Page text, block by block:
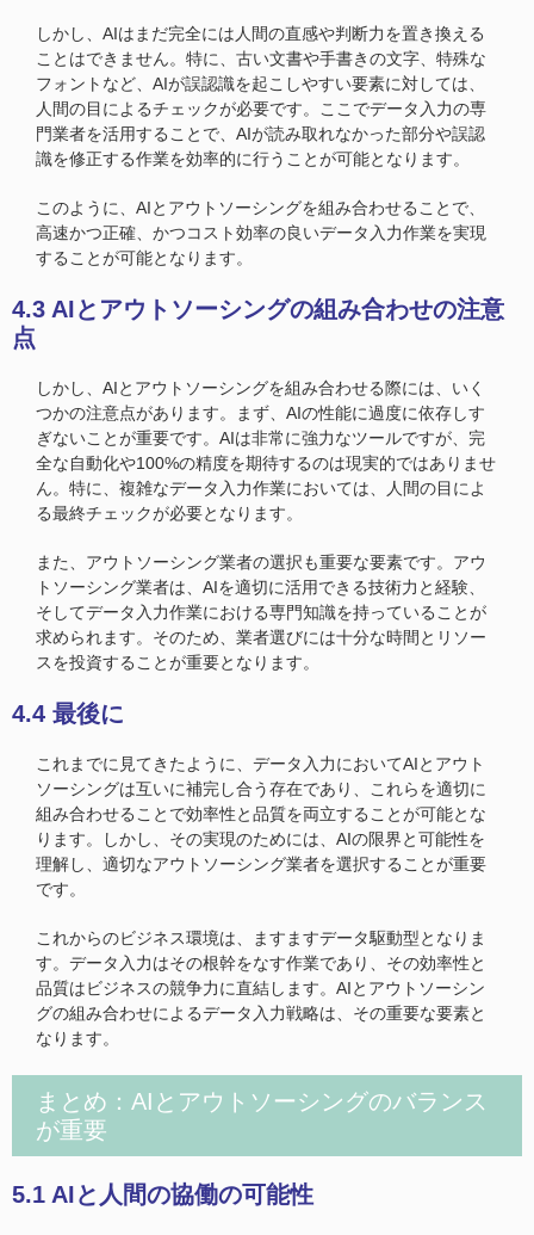
しかし、AIはまだ完全には人間の直感や判断力を置き換える
ことはできません。特に、古い文書や手書きの文字、特殊な
フォントなど、AIが誤認識を起こしやすい要素に対しては、
人間の目によるチェックが必要です。ここでデータ入力の専
門業者を活用することで、AIが読み取れなかった部分や誤認
識を修正する作業を効率的に行うことが可能となります。
このように、AIとアウトソーシングを組み合わせることで、
高速かつ正確、かつコスト効率の良いデータ入力作業を実現
することが可能となります。
4.3 AIとアウトソーシングの組み合わせの注意
点
しかし、AIとアウトソーシングを組み合わせる際には、いく
つかの注意点があります。まず、AIの性能に過度に依存しす
ぎないことが重要です。AIは非常に強力なツールですが、完
全な自動化や100%の精度を期待するのは現実的ではありませ
ん。特に、複雑なデータ入力作業においては、人間の目によ
る最終チェックが必要となります。
また、アウトソーシング業者の選択も重要な要素です。アウ
トソーシング業者は、AIを適切に活用できる技術力と経験、
そしてデータ入力作業における専門知識を持っていることが
求められます。そのため、業者選びには十分な時間とリソー
スを投資することが重要となります。
4.4 最後に
これまでに見てきたように、データ入力においてAIとアウト
ソーシングは互いに補完し合う存在であり、これらを適切に
組み合わせることで効率性と品質を両立することが可能とな
ります。しかし、その実現のためには、AIの限界と可能性を
理解し、適切なアウトソーシング業者を選択することが重要
です。
これからのビジネス環境は、ますますデータ駆動型となりま
す。データ入力はその根幹をなす作業であり、その効率性と
品質はビジネスの競争力に直結します。AIとアウトソーシン
グの組み合わせによるデータ入力戦略は、その重要な要素と
なります。
まとめ：AIとアウトソーシングのバランス
が重要
5.1 AIと人間の協働の可能性